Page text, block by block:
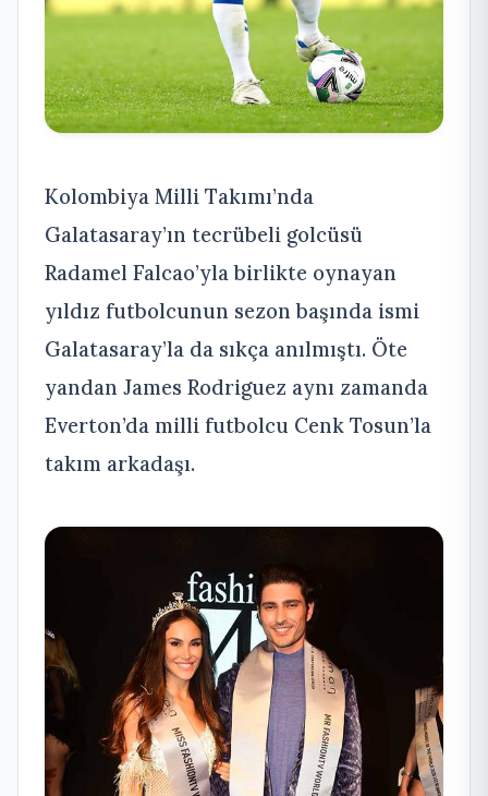
Kolombiya Milli Takımı’nda
Galatasaray’ın tecrübeli golcüsü
Radamel Falcao’yla birlikte oynayan
yıldız futbolcunun sezon başında ismi
Galatasaray’la da sıkça anılmıştı. Öte
yandan James Rodriguez aynı zamanda
Everton’da milli futbolcu Cenk Tosun’la
takım arkadaşı.